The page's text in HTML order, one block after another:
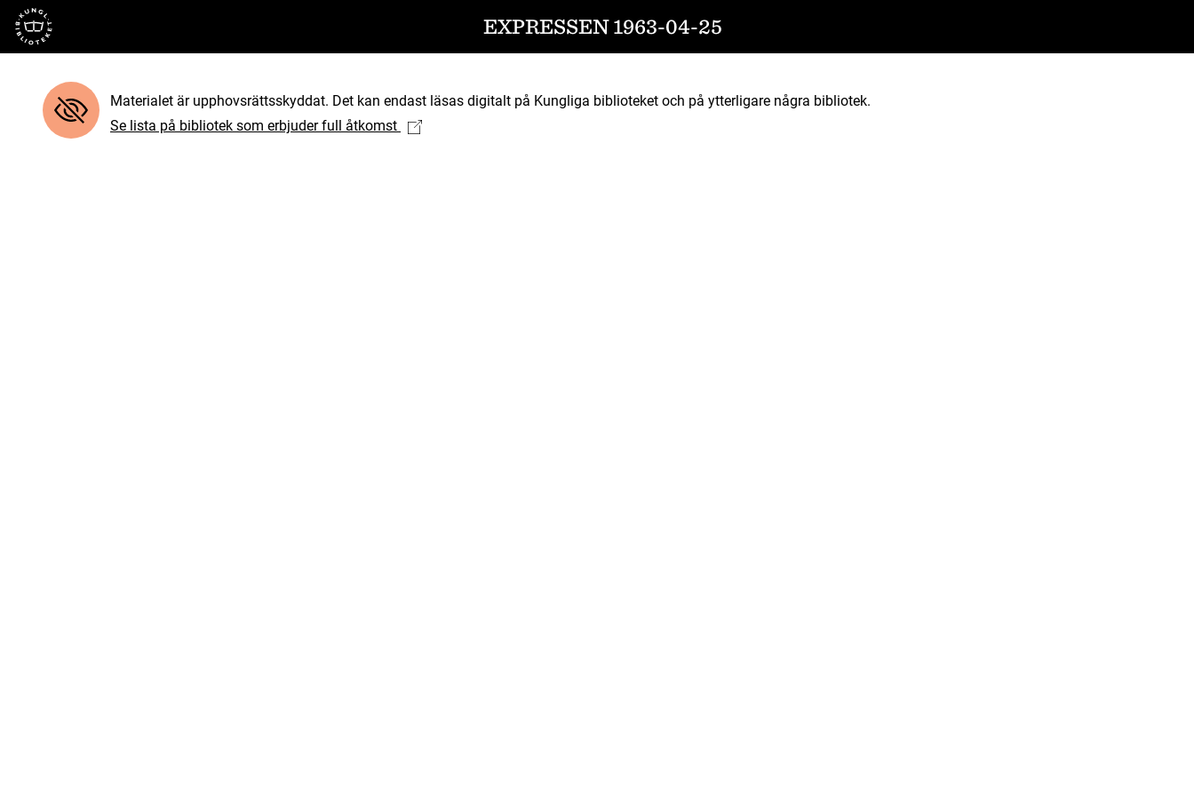
Till startsidan EXPRESSEN 1963-04-25
Materialet är upphovsrättsskyddat. Det kan endast läsas digitalt på Kungliga biblioteket och på ytterligare några bibliotek.
Se lista på bibliotek som erbjuder full åtkomst